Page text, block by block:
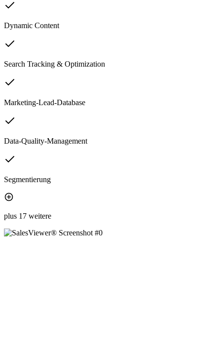
Dynamic Content
Search Tracking & Optimization
Marketing-Lead-Database
Data-Quality-Management
Segmentierung
plus 17 weitere